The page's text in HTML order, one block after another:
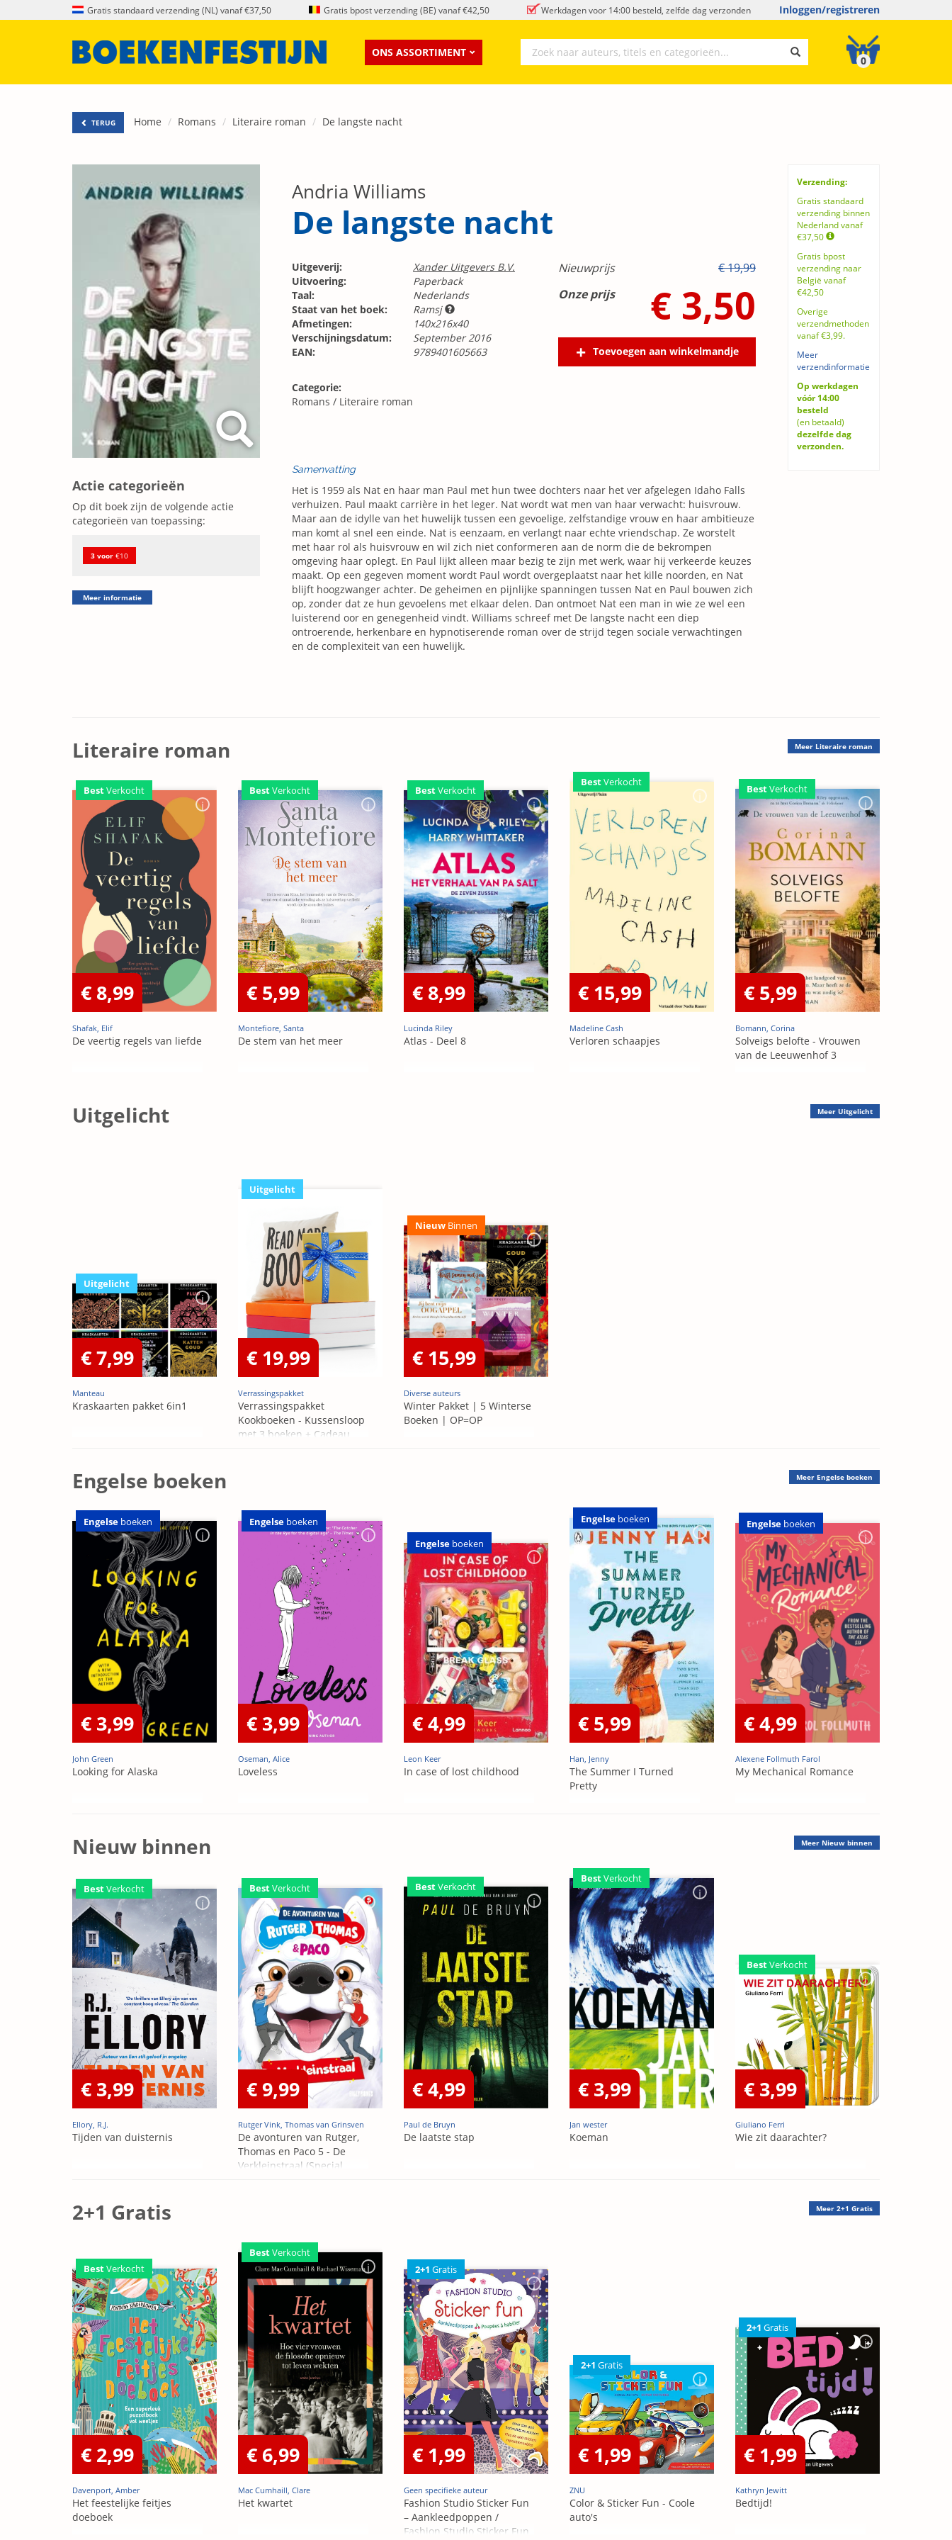
Gratis standaard verzending (NL) vanaf €37,50 Gratis bpost verzending (BE) vanaf €42,50 Werkdagen voor 14:00 besteld, zelfde dag verzonden Inloggen/registreren
ONS ASSORTIMENT
0
TERUG Home Romans Literaire roman De langste nacht
Actie categorieën
Op dit boek zijn de volgende actie
categorieën van toepassing:
3 voor €10
Meer informatie
Verzending:
Gratis standaard
verzending binnen
Nederland vanaf
€37,50
Gratis bpost
verzending naar
België vanaf
€42,50
Overige
verzendmethoden
vanaf €3,99.
Meer
verzendinformatie
Op werkdagen
vóór 14:00
besteld
(en betaald)
dezelfde dag
verzonden.
Andria Williams
De langste nacht
Uitgeverij:
Xander Uitgevers B.V.
Uitvoering:
Paperback
Taal:
Nederlands
Staat van het boek:
Ramsj
Afmetingen:
140x216x40
Verschijningsdatum:
September 2016
EAN:
9789401605663
Nieuwprijs
€ 19,99
Onze prijs
€ 3,50
Toevoegen aan winkelmandje
Categorie:
Romans / Literaire roman
Samenvatting
Het is 1959 als Nat en haar man Paul met hun twee dochters naar het ver afgelegen Idaho Falls
verhuizen. Paul maakt carrière in het leger. Nat wordt wat men van haar verwacht: huisvrouw.
Maar aan de idylle van het huwelijk tussen een gevoelige, zelfstandige vrouw en haar ambitieuze
man komt al snel een einde. Nat is eenzaam, en verlangt naar echte vriendschap. Ze worstelt
met haar rol als huisvrouw en wil zich niet conformeren aan de norm die de bekrompen
omgeving haar oplegt. En Paul lijkt alleen maar bezig te zijn met werk, waar hij verkeerde keuzes
maakt. Op een gegeven moment wordt Paul wordt overgeplaatst naar het kille noorden, en Nat
blijft hoogzwanger achter. De geheimen en pijnlijke spanningen tussen Nat en Paul bouwen zich
op, zonder dat ze hun gevoelens met elkaar delen. Dan ontmoet Nat een man in wie ze wel een
luisterend oor en genegenheid vindt. Williams schreef met De langste nacht een diep
ontroerende, herkenbare en hypnotiserende roman over de strijd tegen sociale verwachtingen
en de complexiteit van een huwelijk.
Literaire roman Meer Literaire roman
BestVerkocht
€ 8,99
Shafak, Elif
De veertig regels van liefde
BestVerkocht
€ 5,99
Montefiore, Santa
De stem van het meer
BestVerkocht
€ 8,99
Lucinda Riley
Atlas - Deel 8
BestVerkocht
€ 15,99
Madeline Cash
Verloren schaapjes
BestVerkocht
€ 5,99
Bomann, Corina
Solveigs belofte - Vrouwen
van de Leeuwenhof 3
Uitgelicht Meer Uitgelicht
Uitgelicht
€ 7,99
Manteau
Kraskaarten pakket 6in1
Uitgelicht
€ 19,99
Verrassingspakket
Verrassingspakket
Kookboeken - Kussensloop
met 3 boeken + Cadeau
Nieuw Binnen
€ 15,99
Diverse auteurs
Winter Pakket | 5 Winterse
Boeken | OP=OP
Engelse boeken Meer Engelse boeken
Engelse boeken
€ 3,99
John Green
Looking for Alaska
Engelse boeken
€ 3,99
Oseman, Alice
Loveless
Engelse boeken
€ 4,99
Leon Keer
In case of lost childhood
Engelse boeken
€ 5,99
Han, Jenny
The Summer I Turned
Pretty
Engelse boeken
€ 4,99
Alexene Follmuth Farol
My Mechanical Romance
Nieuw binnen Meer Nieuw binnen
BestVerkocht
€ 3,99
Ellory, R.J.
Tijden van duisternis
BestVerkocht
€ 9,99
Rutger Vink, Thomas van Grinsven
De avonturen van Rutger,
Thomas en Paco 5 - De
Verkleinstraal (Special
BestVerkocht
€ 4,99
Paul de Bruyn
De laatste stap
BestVerkocht
€ 3,99
Jan wester
Koeman
BestVerkocht
€ 3,99
Giuliano Ferri
Wie zit daarachter?
2+1 Gratis Meer 2+1 Gratis
BestVerkocht
€ 2,99
Davenport, Amber
Het feestelijke feitjes
doeboek
BestVerkocht
€ 6,99
Mac Cumhaill, Clare
Het kwartet
2+1 Gratis
€ 1,99
Geen specifieke auteur
Fashion Studio Sticker Fun
– Aankleedpoppen /
Fashion Studio Sticker Fun
2+1 Gratis
€ 1,99
ZNU
Color & Sticker Fun - Coole
auto's
2+1 Gratis
€ 1,99
Kathryn Jewitt
Bedtijd!